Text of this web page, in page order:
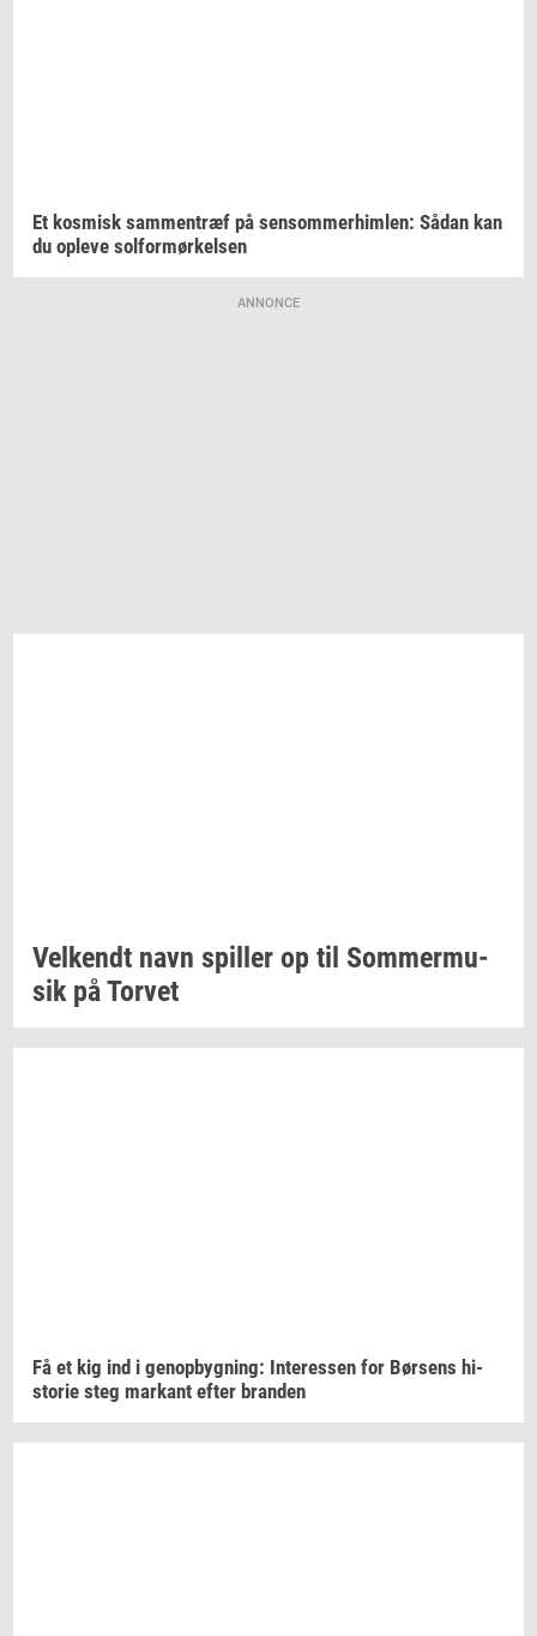
Et kos­misk sam­men­træf på sen­som­mer­him­len: Sådan kan
du op­le­ve sol­for­mør­kel­sen
ANNONCE
Vel­kendt navn spil­ler op til Som­mer­mu­
sikpåTor­vet
Få et kig ind i genop­byg­ning: In­ter­es­sen for Bør­sens hi­
sto­rie steg mar­kant efter bran­den